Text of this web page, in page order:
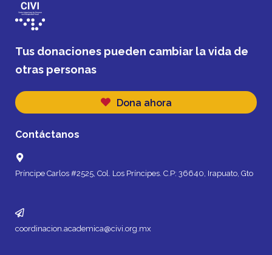
Tus donaciones pueden cambiar la vida de
otras personas
Dona ahora
Contáctanos
Príncipe Carlos #2525, Col. Los Príncipes. C.P: 36640, Irapuato, Gto
coordinacion.academica@civi.org.mx